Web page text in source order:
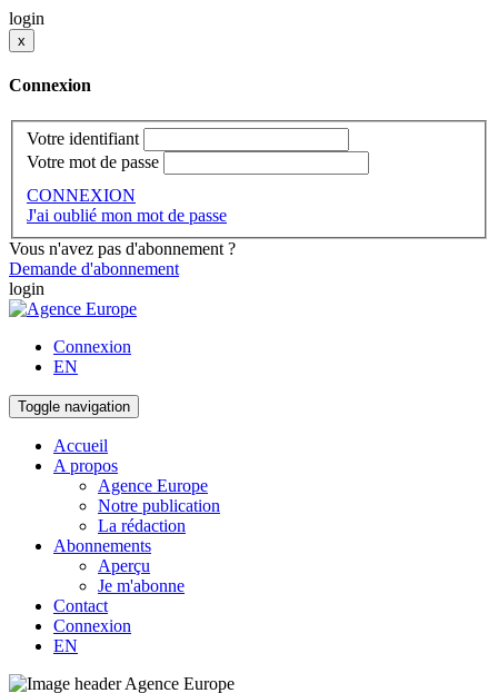
login
x
Connexion
Votre identifiant
Votre mot de passe
CONNEXION
J'ai oublié mon mot de passe
Vous n'avez pas d'abonnement ?
Demande d'abonnement
login
Connexion
EN
Toggle navigation
Accueil
A propos
Agence Europe
Notre publication
La rédaction
Abonnements
Aperçu
Je m'abonne
Contact
Connexion
EN